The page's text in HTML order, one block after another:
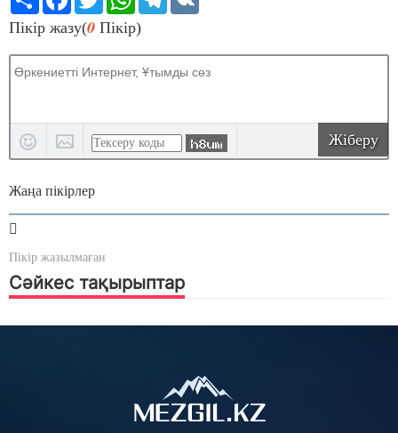
Пікір жазу(0 Пікір)
Жіберу
Жаңа пікірлер
Пікір жазылмаған
Сәйкес тақырыптар